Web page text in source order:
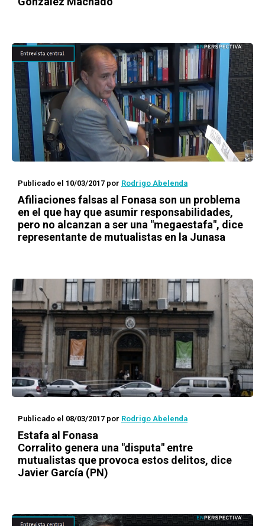
Publicado el 10/03/2017 por Rodrigo Abelenda
Afiliaciones falsas al Fonasa son un problema
en el que hay que asumir responsabilidades,
pero no alcanzan a ser una "megaestafa", dice
representante de mutualistas en la Junasa
Publicado el 08/03/2017 por Rodrigo Abelenda
Estafa al Fonasa
Corralito genera una "disputa" entre
mutualistas que provoca estos delitos, dice
Javier García (PN)